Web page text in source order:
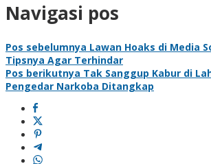
Navigasi pos
Pos sebelumnya Lawan Hoaks di Media
Tipsnya Agar Terhindar
Pos berikutnya Tak Sanggup Kabur di
Pengedar Narkoba Ditangkap